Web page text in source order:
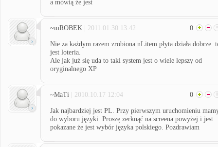
a mówią że jest
~mROBEK | 2011.01.30 13:42 0
Nie za każdym razem zrobiona nLitem płyta działa dobrze.
jest loteria.
Ale jak już się uda to taki system jest o wiele lepszy od
oryginalnego XP
~MaTi | 2010.10.17 12:04 0
Jak najbardziej jest PL. Przy pierwszym uruchomieniu
do wyboru języki. Proszę zerknąć na screena powyżej i jest
pokazane że jest wybór języka polskiego. Pozdrawiam